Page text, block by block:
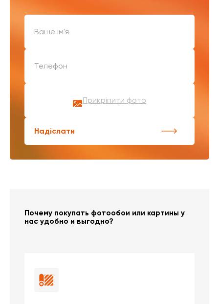
Прикріпити фото
Надіслати
Почему покупать фотообои или картины у
нас удобно и выгодно?